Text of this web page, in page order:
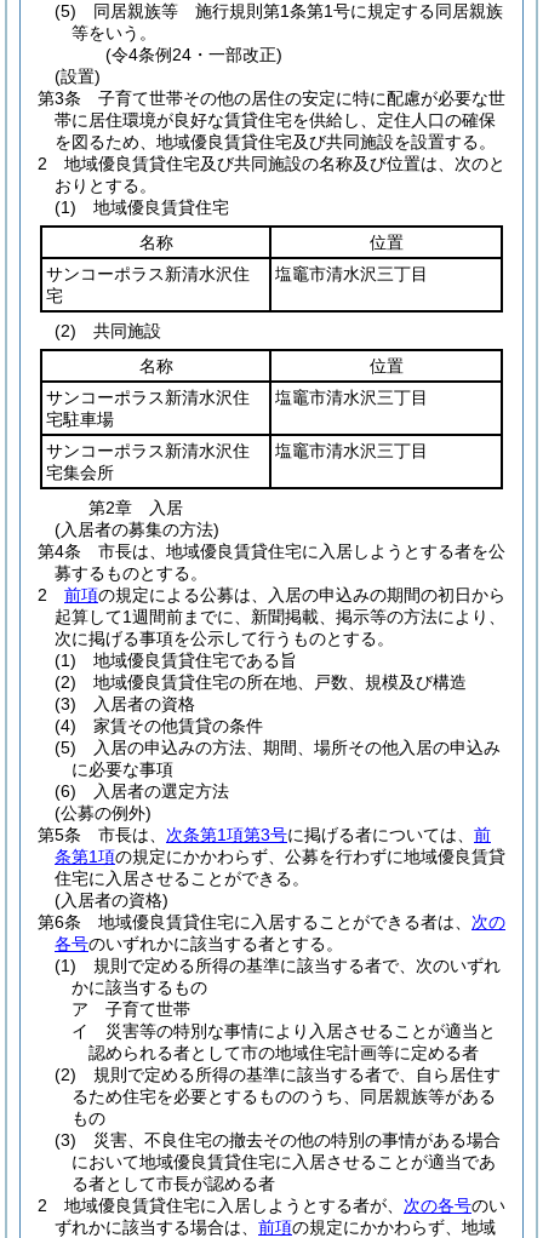
(5)
同居親族等 施行規則第1条第1号に規定する同居親族
等をいう。
(令4条例24・一部改正)
(設置)
第3条
子育て世帯その他の居住の安定に特に配慮が必要な世
帯に居住環境が良好な賃貸住宅を供給し、定住人口の確保
を図るため、地域優良賃貸住宅及び共同施設を設置する。
2
地域優良賃貸住宅及び共同施設の名称及び位置は、次のと
おりとする。
(1)
地域優良賃貸住宅
名称
位置
サンコーポラス新清水沢住
宅
塩竈市清水沢三丁目
(2)
共同施設
名称
位置
サンコーポラス新清水沢住
宅駐車場
塩竈市清水沢三丁目
サンコーポラス新清水沢住
宅集会所
塩竈市清水沢三丁目
第2章
入居
(入居者の募集の方法)
第4条
市長は、地域優良賃貸住宅に入居しようとする者を公
募するものとする。
2
前項の規定による公募は、入居の申込みの期間の初日から
起算して1週間前までに、新聞掲載、掲示等の方法により、
次に掲げる事項を公示して行うものとする。
(1)
地域優良賃貸住宅である旨
(2)
地域優良賃貸住宅の所在地、戸数、規模及び構造
(3)
入居者の資格
(4)
家賃その他賃貸の条件
(5)
入居の申込みの方法、期間、場所その他入居の申込み
に必要な事項
(6)
入居者の選定方法
(公募の例外)
第5条
市長は、 次条第1項第3号に掲げる者については、 前
条第1項の規定にかかわらず、公募を行わずに地域優良賃貸
住宅に入居させることができる。
(入居者の資格)
第6条
地域優良賃貸住宅に入居することができる者は、 次の
各号のいずれかに該当する者とする。
(1)
規則で定める所得の基準に該当する者で、次のいずれ
かに該当するもの
ア
子育て世帯
イ
災害等の特別な事情により入居させることが適当と
認められる者として市の地域住宅計画等に定める者
(2)
規則で定める所得の基準に該当する者で、自ら居住す
るため住宅を必要とするもののうち、同居親族等がある
もの
(3)
災害、不良住宅の撤去その他の特別の事情がある場合
において地域優良賃貸住宅に入居させることが適当であ
る者として市長が認める者
2
地域優良賃貸住宅に入居しようとする者が、 次の各号のい
ずれかに該当する場合は、 前項の規定にかかわらず、地域